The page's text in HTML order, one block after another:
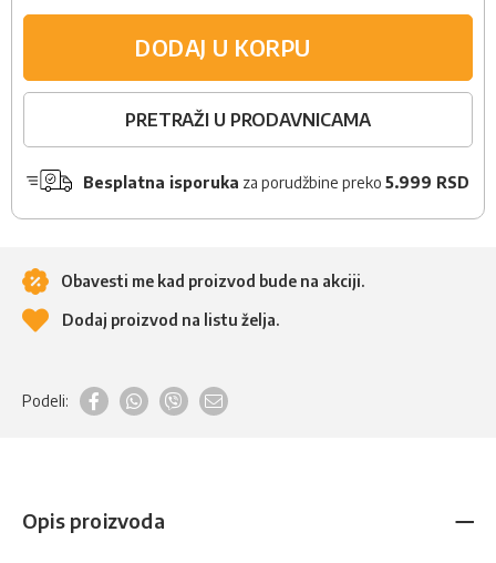
DODAJ U KORPU
PRETRAŽI U PRODAVNICAMA
Besplatna isporuka za porudžbine preko 5.999 RSD
Obavesti me kad proizvod bude na akciji.
Dodaj proizvod na listu želja.
Podeli:
Opis proizvoda